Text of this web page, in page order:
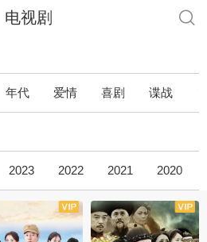
电视剧
年代 爱情 喜剧 谍战
2023 2022 2021 2020
全34集